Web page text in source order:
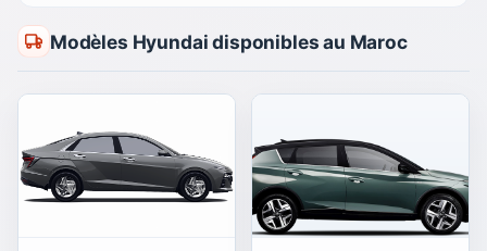
Modèles Hyundai disponibles au Maroc